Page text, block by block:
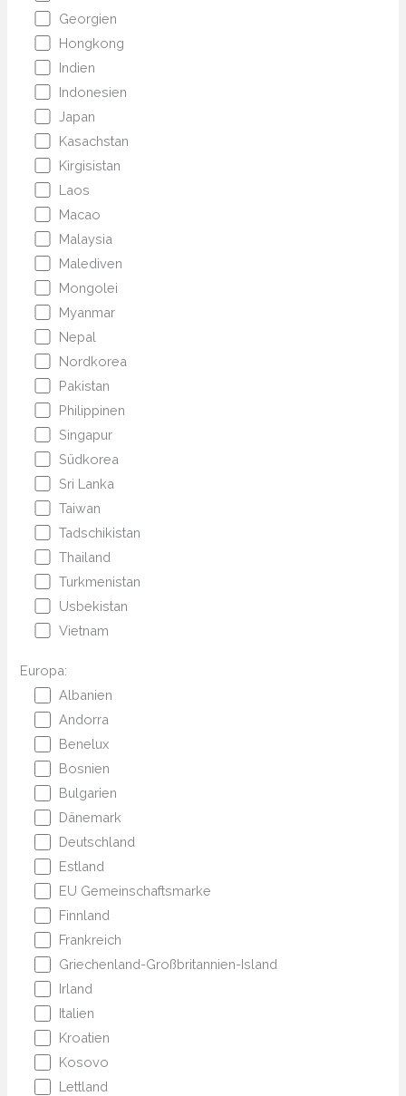
Georgien
Hongkong
Indien
Indonesien
Japan
Kasachstan
Kirgisistan
Laos
Macao
Malaysia
Malediven
Mongolei
Myanmar
Nepal
Nordkorea
Pakistan
Philippinen
Singapur
Südkorea
Sri Lanka
Taiwan
Tadschikistan
Thailand
Turkmenistan
Usbekistan
Vietnam
Europa:
Albanien
Andorra
Benelux
Bosnien
Bulgarien
Dänemark
Deutschland
Estland
EU Gemeinschaftsmarke
Finnland
Frankreich
Griechenland-Großbritannien-Island
Irland
Italien
Kroatien
Kosovo
Lettland